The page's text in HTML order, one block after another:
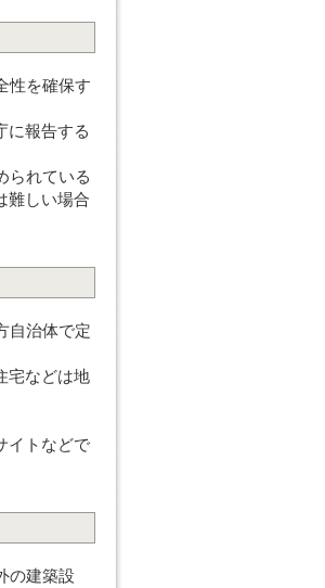
性を確保す
に報告する
られている
難しい場合
自治体で定
宅などは地
イトなどで
の建築設